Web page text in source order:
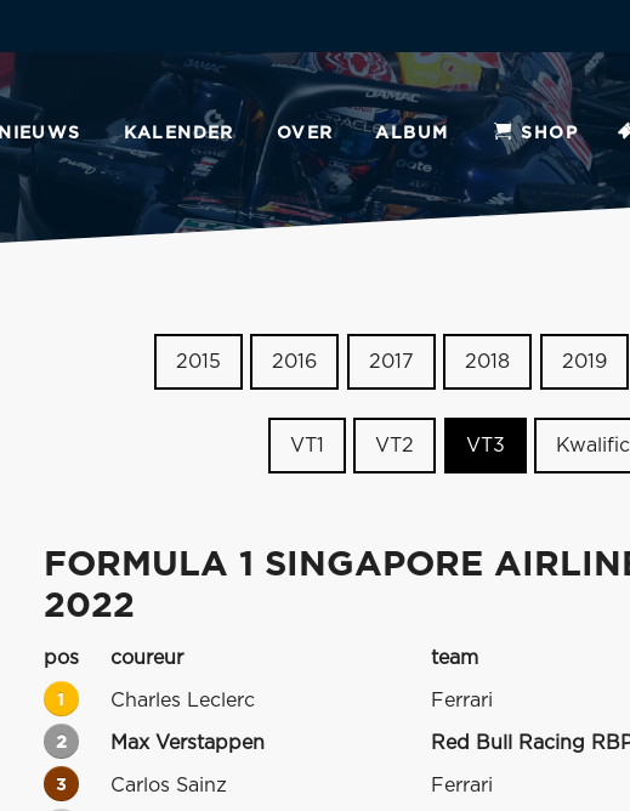
NIEUWS KALENDER OVER ALBUM SHOP
2015 2016 2017 2018 2019
VT1 VT2 VT3
FORMULA 1 SINGAPORE
2022
pos coureur team
1 Charles Leclerc Ferrari
2 Max Verstappen Red Bull Racing
3 Carlos Sainz Ferrari